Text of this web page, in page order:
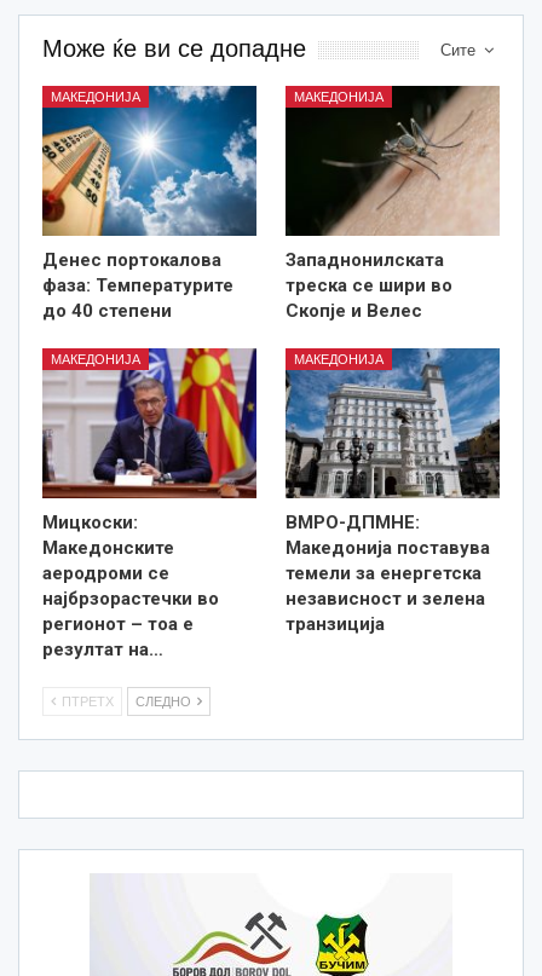
Сите
Може ќе ви се допадне
МАКЕДОНИЈА
Денес портокалова
фаза: Температурите
до 40 степени
МАКЕДОНИЈА
Западнонилската
треска се шири во
Скопје и Велес
МАКЕДОНИЈА
Мицкоски:
Македонските
аеродроми се
најбрзорастечки во
регионот – тоа е
резултат на…
МАКЕДОНИЈА
ВМРО-ДПМНЕ:
Македонија поставува
темели за енергетска
независност и зелена
транзиција
ПТРЕТХ СЛЕДНО